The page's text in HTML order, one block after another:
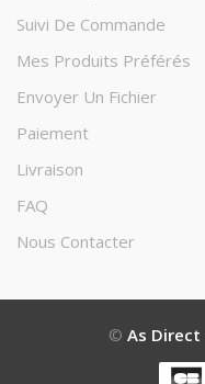
Suivi De Commande
Mes Produits Préférés
Envoyer Un Fichier
Paiement
Livraison
FAQ
Nous Contacter
© As Direct